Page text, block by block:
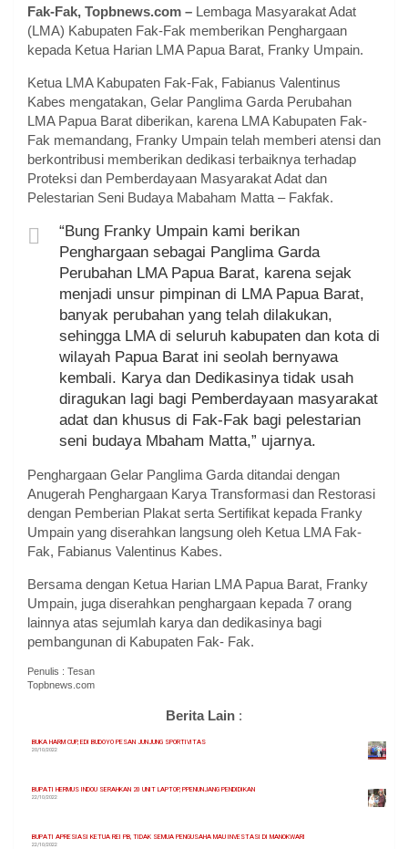
Fak-Fak, Topbnews.com – Lembaga Masyarakat Adat
(LMA) Kabupaten Fak-Fak memberikan Penghargaan
kepada Ketua Harian LMA Papua Barat, Franky Umpain.
Ketua LMA Kabupaten Fak-Fak, Fabianus Valentinus
Kabes mengatakan, Gelar Panglima Garda Perubahan
LMA Papua Barat diberikan, karena LMA Kabupaten Fak-
Fak memandang, Franky Umpain telah memberi atensi dan
berkontribusi memberikan dedikasi terbaiknya terhadap
Proteksi dan Pemberdayaan Masyarakat Adat dan
Pelestarian Seni Budaya Mabaham Matta – Fakfak.
“Bung Franky Umpain kami berikan
Penghargaan sebagai Panglima Garda
Perubahan LMA Papua Barat, karena sejak
menjadi unsur pimpinan di LMA Papua Barat,
banyak perubahan yang telah dilakukan,
sehingga LMA di seluruh kabupaten dan kota di
wilayah Papua Barat ini seolah bernyawa
kembali. Karya dan Dedikasinya tidak usah
diragukan lagi bagi Pemberdayaan masyarakat
adat dan khusus di Fak-Fak bagi pelestarian
seni budaya Mbaham Matta,” ujarnya.
Penghargaan Gelar Panglima Garda ditandai dengan
Anugerah Penghargaan Karya Transformasi dan Restorasi
dengan Pemberian Plakat serta Sertifikat kepada Franky
Umpain yang diserahkan langsung oleh Ketua LMA Fak-
Fak, Fabianus Valentinus Kabes.
Bersama dengan Ketua Harian LMA Papua Barat, Franky
Umpain, juga diserahkan penghargaan kepada 7 orang
lainnya atas sejumlah karya dan dedikasinya bagi
pembangunan di Kabupaten Fak- Fak.
Penulis : Tesan
Topbnews.com
Berita Lain :
BUKA HARM CUP, EDI BUDOYO PESAN JUNJUNG SPORTIVITAS
20/10/2022
BUPATI HERMUS INDOU SERAHKAN 20 UNIT LAPTOP, PPENUNJANG PENDIDIKAN
22/10/2022
BUPATI APRESIASI KETUA REI PB, TIDAK SEMUA PENGUSAHA MAU INVESTASI DI MANOKWARI
22/10/2022